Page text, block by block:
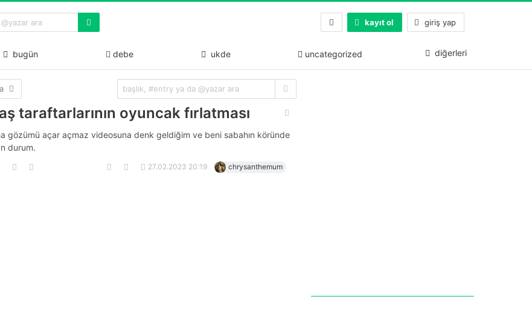
kayıt ol giriş yap
bugün debe ukde uncategorized diğerleri
taraftarlarının oyuncak fırlatması
gözümü açar açmaz videosuna denk geldiğim ve beni sabahın köründe
durum.
27.02.2023 20:19 chrysanthemum